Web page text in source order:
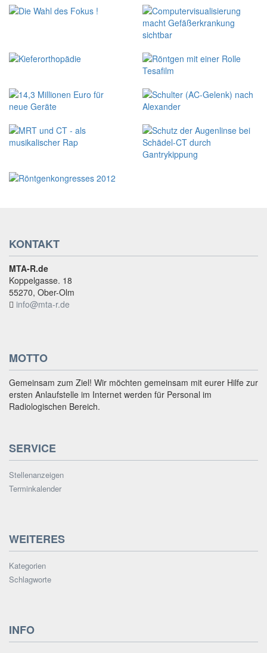
KONTAKT
MTA-R.de
Koppelgasse. 18
55270, Ober-Olm
info@mta-r.de
MOTTO
Gemeinsam zum Ziel! Wir möchten gemeinsam mit eurer Hilfe zur
ersten Anlaufstelle im Internet werden für Personal im
Radiologischen Bereich.
SERVICE
Stellenanzeigen
Terminkalender
WEITERES
Kategorien
Schlagworte
INFO